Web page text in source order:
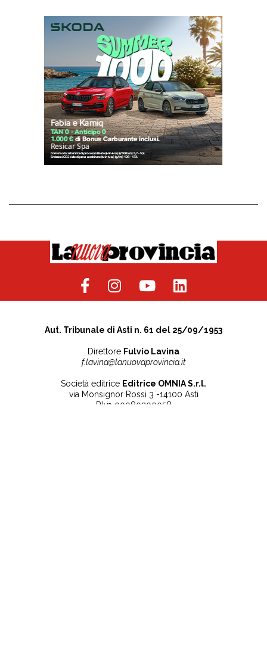
Aut. Tribunale di Asti n. 61 del 25/09/1953
Direttore Fulvio Lavina
f.lavina@lanuovaprovincia.it
Società editrice Editrice OMNIA S.r.l.
via Monsignor Rossi 3 -14100 Asti
P.Iva 00080200058